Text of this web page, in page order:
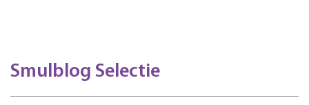
Smulblog Selectie